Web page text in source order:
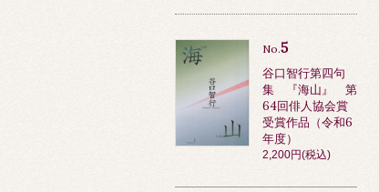
No.5
谷口智行第四句
集 『海山』 第
64回俳人協会賞
受賞作品（令和6
年度）
2,200円(税込)